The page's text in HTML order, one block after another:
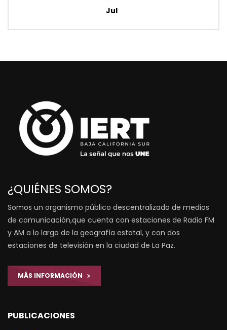
Jul
¿QUIÉNES SOMOS?
Somos un organismo público descentralizado de medios
de comunicación,que cuenta con estaciones de Radio FM
y AM a lo largo de la geografía estatal, y con dos
estaciones de televisión en la ciudad de La Paz.
MÁS INFORMACIÓN
PUBLICACIONES